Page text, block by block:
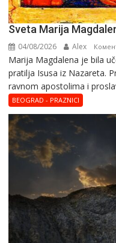
Sveta Marija
04/08/2026 Alex
Marija Magdalena je bila
pratilja Isusa iz Nazareta.
ravnom apostolima i
BEOGRAD - PRAZNICI